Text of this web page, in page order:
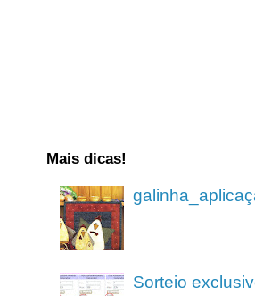
Mais dicas!
Sorteio